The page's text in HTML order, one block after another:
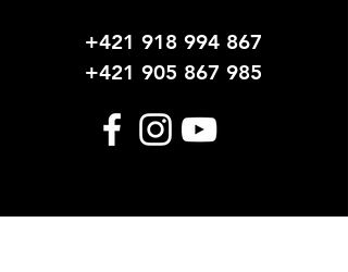
+421 918 994 867
+421 905 867 985